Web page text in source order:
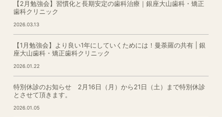
【2月勉強会】習慣化と長期安定の歯科治療｜銀座大山歯科・矯正
歯科クリニック
2026.03.13
【1月勉強会】より良い1年にしていくためには！曼荼羅の共有 | 銀
座大山歯科・矯正歯科クリニック
2026.01.22
特別休診のお知らせ 2月16日（月）から21日（土）まで特別休診
とさせて頂きます。
2026.01.05